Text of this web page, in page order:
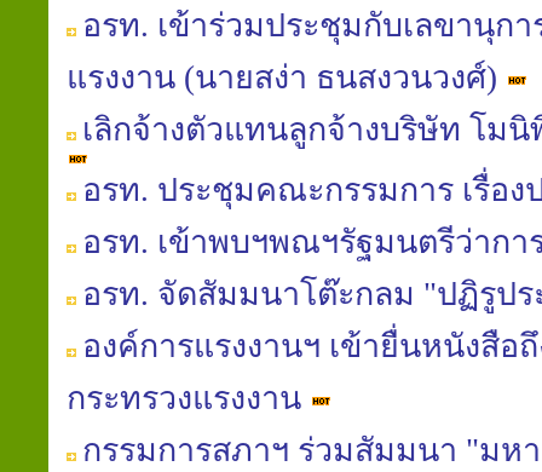
อรท. เข้าร่วมประชุมกับเลขานุก
แรงงาน (นายสง่า ธนสงวนวงศ์)
เลิกจ้างตัวแทนลูกจ้างบริษัท โม
อรท. ประชุมคณะกรรมการ เรื่อ
อรท. เข้าพบฯพณฯรัฐมนตรีว่ากา
อรท. จัดสัมมนาโต๊ะกลม "ปฏิรูป
องค์การแรงงานฯ เข้ายื่นหนังสือ
กระทรวงแรงงาน
กรรมการสภาฯ ร่วมสัมมนา "มห